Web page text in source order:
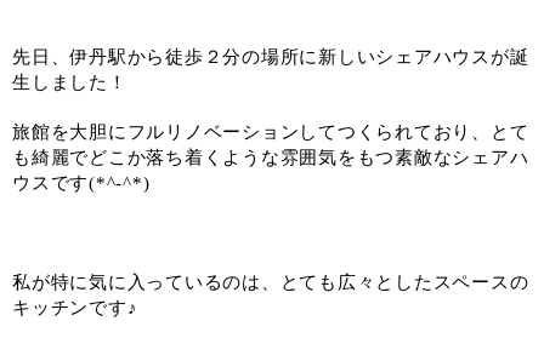
先日、伊丹駅から徒歩２分の場所に新しいシェアハウスが誕
生しました！
旅館を大胆にフルリノベーションしてつくられており、とて
も綺麗でどこか落ち着くような雰囲気をもつ素敵なシェアハ
ウスです(*^-^*)
私が特に気に入っているのは、とても広々としたスペースの
キッチンです♪